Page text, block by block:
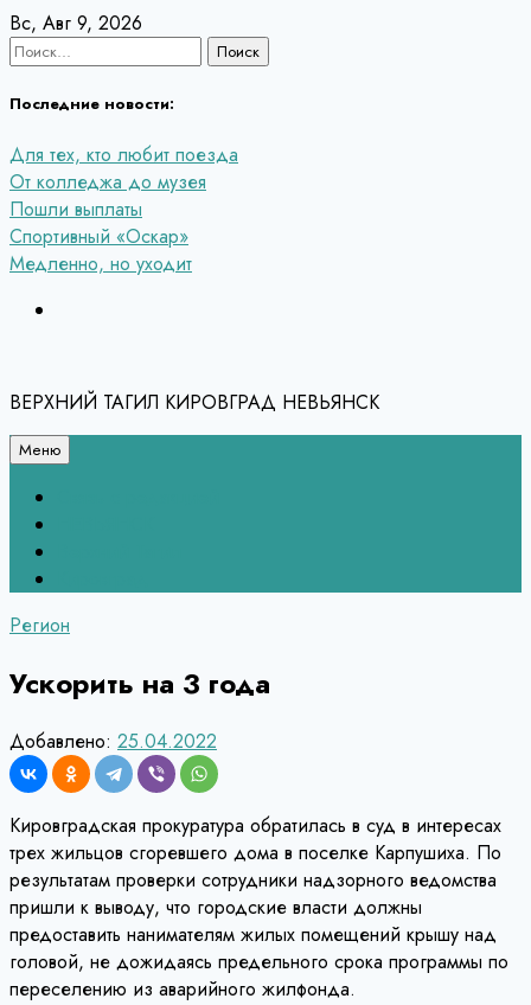
Перейти
к
Вс, Авг 9, 2026
Найти:
Последние новости:
Для тех, кто любит поезда
От колледжа до музея
Пошли выплаты
Спортивный «Оскар»
Медленно, но уходит
ВЕРХНИЙ ТАГИЛ КИРОВГРАД НЕВЬЯНСК
Меню
Регион
Ускорить на 3 года
Добавлено: 25.04.2022
Кировградская прокуратура обратилась в суд в интересах
трех жильцов сгоревшего дома в поселке Карпушиха. По
результатам проверки сотрудники надзорного ведомства
пришли к выводу, что городские власти должны
предоставить нанимателям жилых помещений крышу над
головой, не дожидаясь предельного срока программы по
переселению из аварийного жилфонда.